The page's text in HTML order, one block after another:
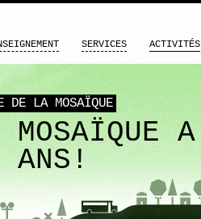
DE LA MOSAÏQUE
MOSAÏQUE A
ANS!
SERVICES ACTIVITÉS